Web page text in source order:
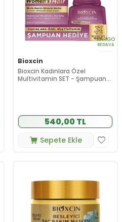
KARGO
BEDAVA
Bioxcin
Bioxcin Kadınlara Özel
Multivitamin SET - Şampuan
540,00 TL
Sepete Ekle